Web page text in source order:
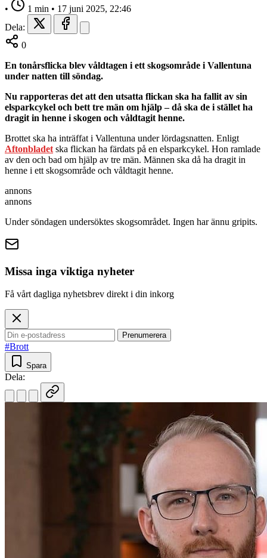
• 1 min • 17 juni 2025, 22:46
Dela:
0
En tonårsflicka blev våldtagen i ett skogsområde i Vallentuna
under natten till söndag.
Nu rapporteras det att den utsatta flickan ska ha fallit av sin
elsparkcykel och bett tre män om hjälp – då ska de i stället ha
dragit in henne i skogen och våldtagit henne.
Brottet ska ha inträffat i Vallentuna under lördagsnatten. Enligt
Aftonbladet ska flickan ha färdats på en elsparkcykel. Hon ramlade
av den och bad om hjälp av tre män. Männen ska då ha dragit in
henne i ett skogsområde och våldtagit henne.
annons
annons
Under söndagen undersöktes skogsområdet. Ingen har ännu gripits.
Missa inga viktiga nyheter
Få vårt dagliga nyhetsbrev direkt i din inkorg
Prenumerera
#Brott
Spara
Dela: